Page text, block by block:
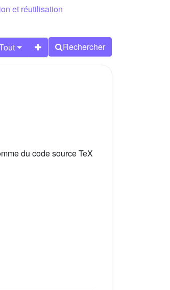
et réutilisation
Rechercher
du code source TeX